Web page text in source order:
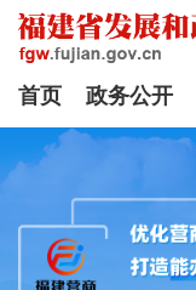
首页 政务公开